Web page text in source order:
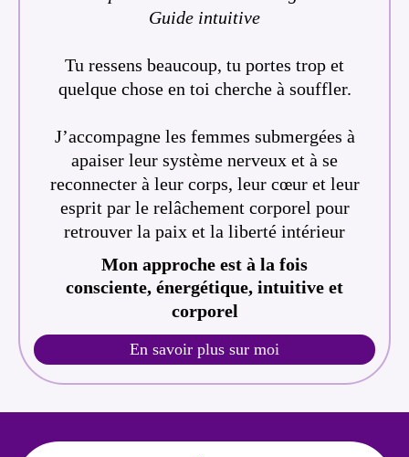
Guide intuitive
Tu ressens beaucoup, tu portes trop et
quelque chose en toi cherche à souffler.
J’accompagne les femmes submergées à
apaiser leur système nerveux et à se
reconnecter à leur corps, leur cœur et leur
esprit par le relâchement corporel pour
retrouver la paix et la liberté intérieur
Mon approche est à la fois
consciente, énergétique, intuitive et
corporel
En savoir plus sur moi